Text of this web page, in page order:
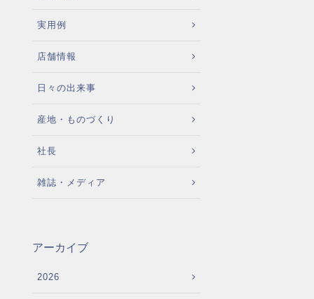
実用例
店舗情報
日々の出来事
産地・ものづくり
社長
雑誌・メディア
アーカイブ
2026